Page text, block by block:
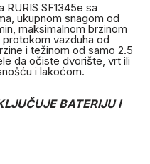
SF1345e sa
ukupnom snagom od
maksimalnom brzinom
protokom vazduha od
i težinom od samo 2.5
da očiste dvorište, vrt ili
i lakoćom.
BATERIJU I